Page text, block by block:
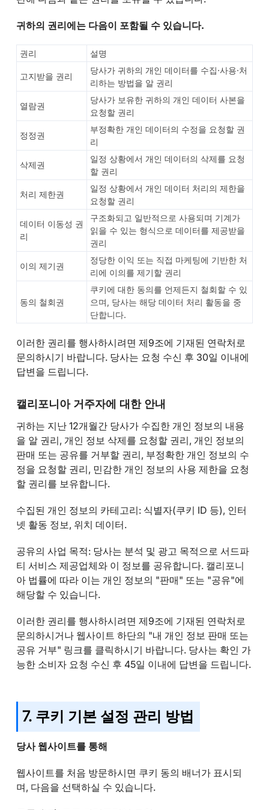
귀하의 권리에는 다음이 포함될 수 있습니다.
권리 설명
고지받을 권리
당사가 귀하의 개인 데이터를 수집·사용·처
리하는 방법을 알 권리
열람권
당사가 보유한 귀하의 개인 데이터 사본을
요청할 권리
정정권
부정확한 개인 데이터의 수정을 요청할 권
리
삭제권
일정 상황에서 개인 데이터의 삭제를 요청
할 권리
처리 제한권
일정 상황에서 개인 데이터 처리의 제한을
요청할 권리
데이터 이동성 권
리
구조화되고 일반적으로 사용되며 기계가
읽을 수 있는 형식으로 데이터를 제공받을
권리
이의 제기권
정당한 이익 또는 직접 마케팅에 기반한 처
리에 이의를 제기할 권리
동의 철회권
쿠키에 대한 동의를 언제든지 철회할 수 있
으며, 당사는 해당 데이터 처리 활동을 중
단합니다.
이러한 권리를 행사하시려면 제9조에 기재된 연락처로
문의하시기 바랍니다. 당사는 요청 수신 후 30일 이내에
답변을 드립니다.
캘리포니아 거주자에 대한 안내
귀하는 지난 12개월간 당사가 수집한 개인 정보의 내용
을 알 권리, 개인 정보 삭제를 요청할 권리, 개인 정보의
판매 또는 공유를 거부할 권리, 부정확한 개인 정보의 수
정을 요청할 권리, 민감한 개인 정보의 사용 제한을 요청
할 권리를 보유합니다.
수집된 개인 정보의 카테고리: 식별자(쿠키 ID 등), 인터
넷 활동 정보, 위치 데이터.
공유의 사업 목적: 당사는 분석 및 광고 목적으로 서드파
티 서비스 제공업체와 이 정보를 공유합니다. 캘리포니
아 법률에 따라 이는 개인 정보의 "판매" 또는 "공유"에
해당할 수 있습니다.
이러한 권리를 행사하시려면 제9조에 기재된 연락처로
문의하시거나 웹사이트 하단의 "내 개인 정보 판매 또는
공유 거부" 링크를 클릭하시기 바랍니다. 당사는 확인 가
능한 소비자 요청 수신 후 45일 이내에 답변을 드립니다.
7. 쿠키 기본 설정 관리 방법
당사 웹사이트를 통해
웹사이트를 처음 방문하시면 쿠키 동의 배너가 표시되
며, 다음을 선택하실 수 있습니다.